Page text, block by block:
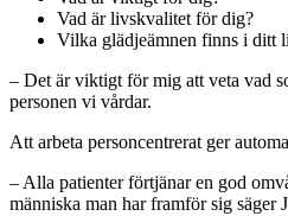
Vad är livskvalitet för dig?
Vilka glädjeämnen finns i ditt
– Det är viktigt för mig att veta vad
personen vi vårdar.
Att arbeta personcentrerat ger
– Alla patienter förtjänar en god
människa man har framför sig säger